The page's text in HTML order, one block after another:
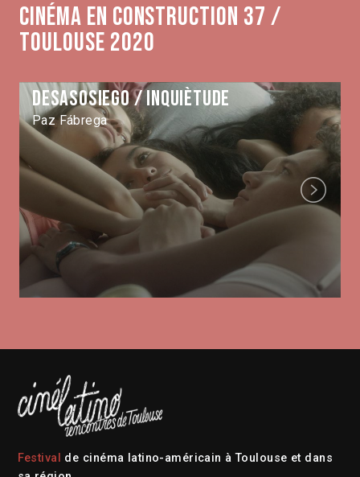
Cinéma en construction 37 /
Toulouse 2020
Desasosiego / Inquiètude
Paz Fábrega
Next
Festival
de cinéma latino-américain à Toulouse et dans